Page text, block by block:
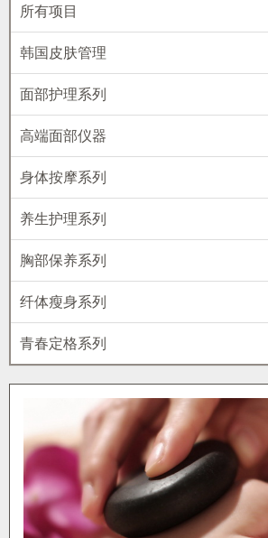
所有项目
韩国皮肤管理
面部护理系列
高端面部仪器
身体按摩系列
养生护理系列
胸部保养系列
纤体瘦身系列
青春定格系列